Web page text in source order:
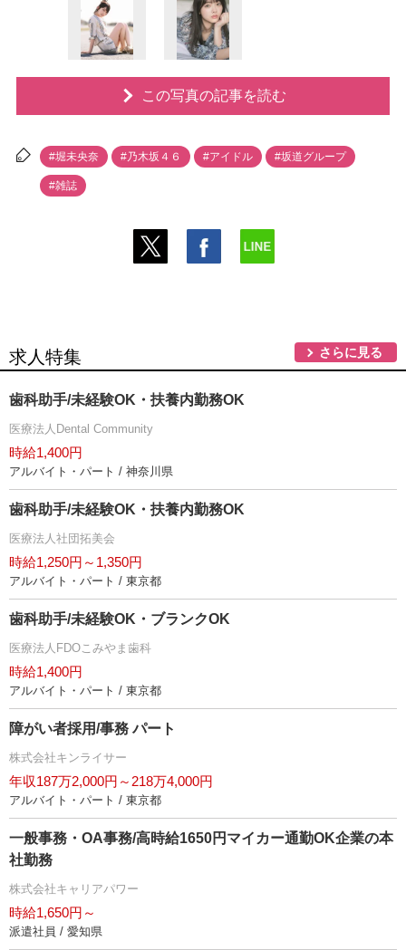
この写真の記事を読む
#堀未央奈 #乃木坂４６ #アイドル #坂道グループ
#雑誌
求人特集 さらに見る
歯科助手/未経験OK・扶養内勤務OK
医療法人Dental Community
時給1,400円
アルバイト・パート / 神奈川県
歯科助手/未経験OK・扶養内勤務OK
医療法人社団拓美会
時給1,250円～1,350円
アルバイト・パート / 東京都
歯科助手/未経験OK・ブランクOK
医療法人FDOこみやま歯科
時給1,400円
アルバイト・パート / 東京都
障がい者採用/事務 パート
株式会社キンライサー
年収187万2,000円～218万4,000円
アルバイト・パート / 東京都
一般事務・OA事務/高時給1650円マイカー通勤OK企業の本
社勤務
株式会社キャリアパワー
時給1,650円～
派遣社員 / 愛知県